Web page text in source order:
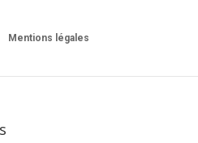
Mentions légales